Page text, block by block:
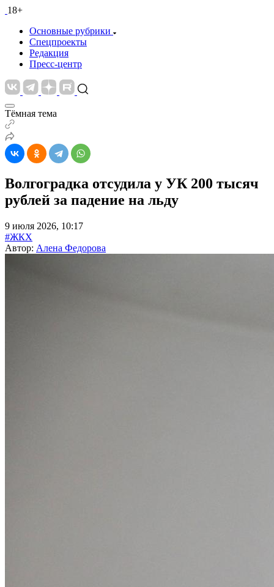
18+
Основные рубрики
Спецпроекты
Редакция
Пресс-центр
Тёмная тема
Волгоградка отсудила у УК 200 тысяч
рублей за падение на льду
9 июля 2026, 10:17
#ЖКХ
Автор: Алена Федорова